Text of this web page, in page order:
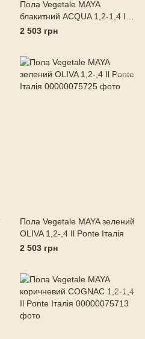
Пола Vegetale MAYA
блакитний ACQUA 1,2-1,4 Il
Ponte Італія
2 503 грн
Пола Vegetale MAYA зелений
OLIVA 1,2-,4 Il Ponte Італія
2 503 грн